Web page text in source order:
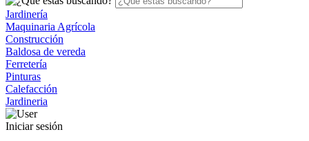
Jardinería
Maquinaria Agrícola
Construcción
Baldosa de vereda
Ferretería
Pinturas
Calefacción
Jardineria
Iniciar sesión